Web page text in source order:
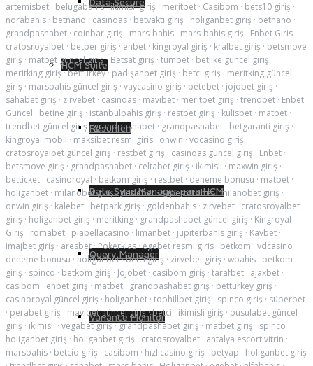
HCM Suite
Resumen
Data Sync Manager para HCM
Query Manager
Variance Monitor
artemisbet · belugabahis·ikimisli giriş · meritbet · Casibom · bets10 giriş ·
norabahis · betnano · casinoas · betvakti giriş · holiganbet giriş · betnano ·
grandpashabet · coinbar giriş · mars-bahis · mars-bahis giriş · Enbet Giris ·
cratosroyalbet · betper giriş · enbet · kingroyal giriş · kralbet giriş · betsmove
giriş · matbet güncel giriş· Betsat giriş · tumbet · betlike güncel giriş ·
meritking giriş·betturkey· padişahbet giriş · betci giriş · meritking güncel
giriş · marsbahis güncel giriş · vaycasino giriş · betebet · jojobet giriş ·
sahabet giriş · zirvebet · casinoas · mavibet · meritbet giriş · trendbet · Enbet
Guncel · betine giriş · istanbulbahis giriş · restbet giriş · kulisbet · matbet ·
trendbet güncel giriş ·grandpashabet · grandpashabet · betgaranti giriş ·
kingroyal mobil · maksibet resmi giris · onwin · vdcasino giriş ·
cratosroyalbet güncel giriş · restbet giriş · casinoas güncel giriş · Enbet ·
betsmove giriş · grandpashabet · celtabet giriş · ikimisli · maxwin giriş ·
betticket · casinoroyal · betkom giriş · restbet · deneme bonusu · matbet ·
holiganbet · milanobet giriş·dedebet·supertotobet·milanobet giriş ·
onwin giriş · kalebet · betpark giriş · goldenbahis · zirvebet · cratosroyalbet
giriş · holiganbet giriş · meritking · grandpashabet güncel giriş · Kingroyal
Giriş · romabet · piabellacasino · limanbet · jupiterbahis giriş · Kavbet ·
imajbet giriş · aresbet·Pokerklas·egebet resmi giris · betkom · vdcasino ·
deneme bonusu · holiganbet·betci giriş · zirvebet giriş · wbahis · betkom
giriş · spinco · betkom giriş · Jojobet · casibom giriş · tarafbet · ajaxbet ·
casibom · enbet giriş · matbet · grandpashabet giriş · betturkey giriş ·
casinoroyal güncel giriş · holiganbet · tophillbet giriş · spinco giriş · süperbet
· perabet giriş · mavibet güncel giriş·betci · ikimisli giriş · pusulabet güncel
giriş · ikimisli · vegabet giriş·grandpashabet giriş · matbet giriş · spinco ·
holiganbet giriş · holiganbet giriş · cratosroyalbet · antalya escort vitrin ·
marsbahis · betcio giriş · casibom · hızlıcasino giriş · betyap · holiganbet giriş